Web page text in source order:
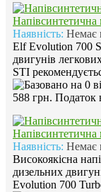
Наявність: Немає
Elf Evolution 700
двигунів
STI
588 грн. Податок
Наявність: Немає
Високоякісна
дизельних
Evolution 700